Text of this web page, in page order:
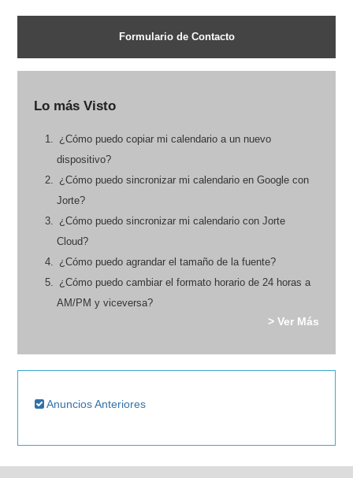
Formulario de Contacto
Lo más Visto
¿Cómo puedo copiar mi calendario a un nuevo
dispositivo?
¿Cómo puedo sincronizar mi calendario en Google con
Jorte?
¿Cómo puedo sincronizar mi calendario con Jorte
Cloud?
¿Cómo puedo agrandar el tamaño de la fuente?
¿Cómo puedo cambiar el formato horario de 24 horas a
AM/PM y viceversa?
> Ver Más
Anuncios Anteriores